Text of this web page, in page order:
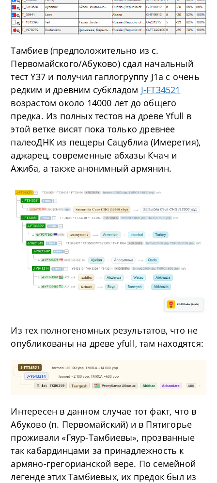
Тамбиев (предположительно из с.
Первомайского/Абуково) сдал начальный
тест Y37 и получил гаплогруппу J1a с очень
редким и древним субкладом J-FT34521
возрастом около 14000 лет до общего
предка. Из полных тестов на древе Yfull в
этой ветке висят пока только древнее
палеоДНК из пещеры Сацублиа (Имеретия),
аджарец, современные абхазы Кчач и
Ажиба, а также анонимный армянин.
Из тех полногеномных результатов, что не
опубликованы на древе yfull, там находятся:
Интересен в данном случае тот факт, что в
Абуково (п. Первомайский) и в Пятигорье
проживали «Гяур-Тамбиевы», прозванные
так кабардинцами за принадлежность к
армяно-грегорианской вере. По семейной
легенде этих Тамбиевых, их предок был из